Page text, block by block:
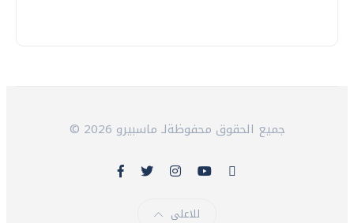
© 2026 جميع الحقوق محفوظةلـ ماسبيرو
للاعلى